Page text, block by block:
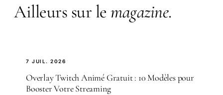
Ailleurs sur le magazine.
7 JUIL. 2026
Overlay Twitch Animé Gratuit : 10 Modèles pour
Booster Votre Streaming